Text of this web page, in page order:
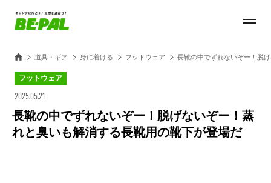
道具・ギア 身に着ける フットウェア 長靴の中でずれないぞー！脱
フットウェア
2025.05.21
長靴の中でずれないぞー！脱げないぞー！蒸
れと臭いも解消する長靴用の靴下が登場だ